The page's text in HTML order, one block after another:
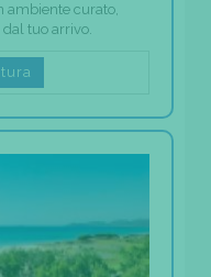
ambiente curato,
tuo arrivo.